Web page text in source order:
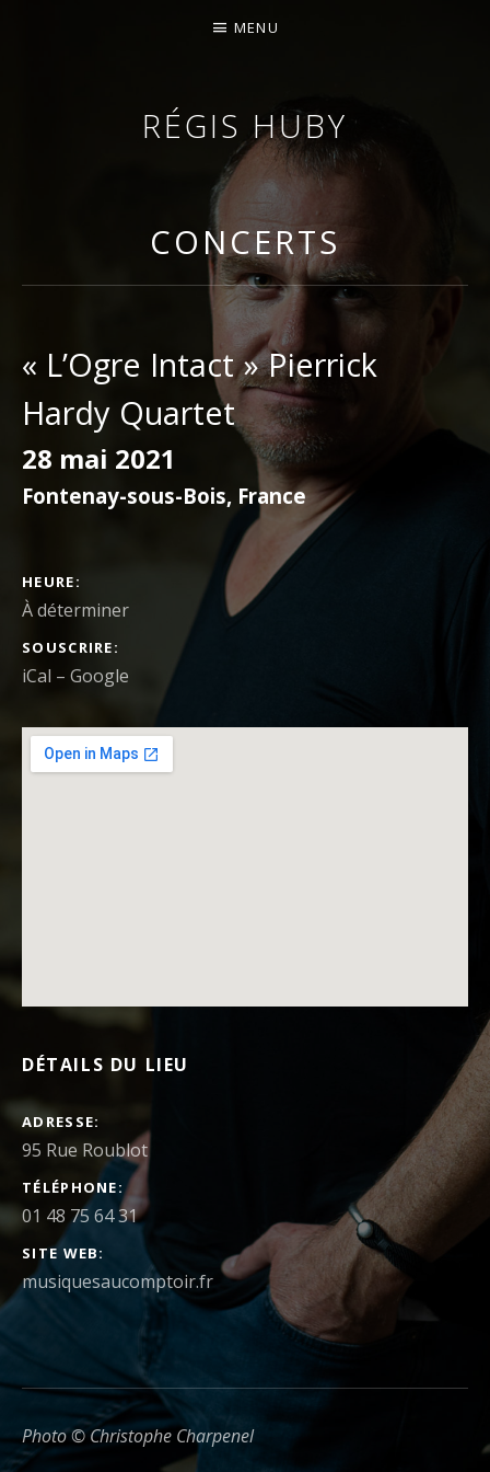
RÉGIS HUBY
VIOLONISTE – IMPROVISATEUR – COMPOSITEUR
MENU
CONCERTS
« L’Ogre Intact » Pierrick
Hardy Quartet
28 mai 2021
Fontenay-sous-Bois, France
DÉTAILS DU CONCERT
HEURE
À déterminer
SOUSCRIRE
iCal Google
DÉTAILS DU LIEU
ADRESSE
TÉLÉPHONE
01 48 75 64 31
SITE WEB
musiquesaucomptoir.fr
Photo © Christophe Charpenel